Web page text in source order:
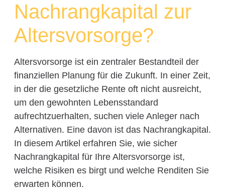
Nachrangkapital zur
Altersvorsorge?
Altersvorsorge ist ein zentraler Bestandteil der
finanziellen Planung für die Zukunft. In einer Zeit,
in der die gesetzliche Rente oft nicht ausreicht,
um den gewohnten Lebensstandard
aufrechtzuerhalten, suchen viele Anleger nach
Alternativen. Eine davon ist das Nachrangkapital.
In diesem Artikel erfahren Sie, wie sicher
Nachrangkapital für Ihre Altersvorsorge ist,
welche Risiken es birgt und welche Renditen Sie
erwarten können.